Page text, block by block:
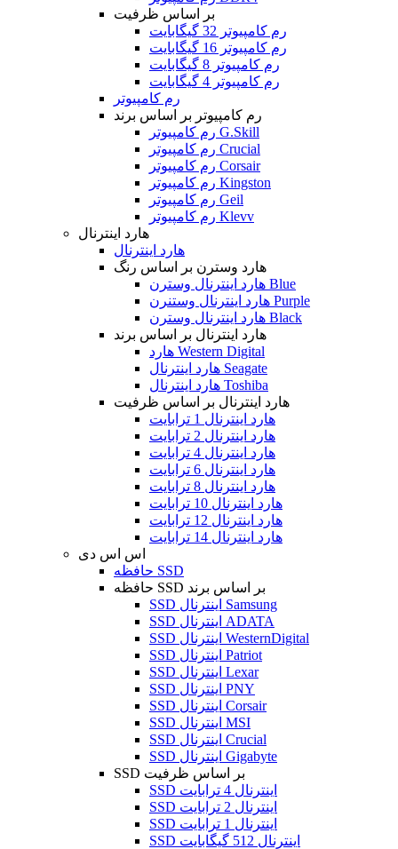
بر اساس ظرفیت
رم کامپیوتر 32 گیگابایت
رم کامپیوتر 16 گیگابایت
رم کامپیوتر 8 گیگابایت
رم کامپیوتر 4 گیگابایت
رم کامپیوتر
رم کامپیوتر بر اساس برند
رم کامپیوتر G.Skill
رم کامپیوتر Crucial
رم کامپیوتر Corsair
رم کامپیوتر Kingston
رم کامپیوتر Geil
رم کامپیوتر Klevv
هارد اینترنال
هارد اینترنال
هارد وسترن بر اساس رنگ
هارد اینترنال وسترن Blue
هارد اینترنال وستنرن Purple
هارد اینترنال وسترن Black
هارد اینترنال بر اساس برند
هارد Western Digital
هارد اینترنال Seagate
هارد اینترنال Toshiba
هارد اینترنال بر اساس ظرفیت
هارد اینترنال 1 ترابایت
هارد اینترنال 2 ترابایت
هارد اینترنال 4 ترابایت
هارد اینترنال 6 ترابایت
هارد اینترنال 8 ترابایت
هارد اینترنال 10 ترابایت
هارد اینترنال 12 ترابایت
هارد اینترنال 14 ترابایت
اس اس دی
حافظه SSD
حافظه SSD بر اساس برند
SSD اینترنال Samsung
SSD اینترنال ADATA
SSD اینترنال WesternDigital
SSD اینترنال Patriot
SSD اینترنال Lexar
SSD اینترنال PNY
SSD اینترنال Corsair
SSD اینترنال MSI
SSD اینترنال Crucial
SSD اینترنال Gigabyte
SSD بر اساس ظرفیت
SSD اینترنال 4 ترابایت
SSD اینترنال 2 ترابایت
SSD اینترنال 1 ترابایت
SSD اینترنال 512 گیگابایت